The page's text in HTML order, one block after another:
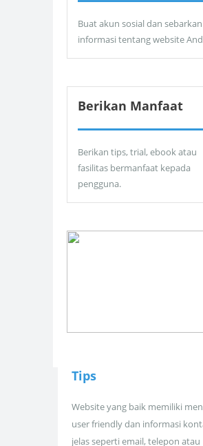
Buat akun sosial dan sebarkan
informasi tentang website
Berikan Manfaat
Berikan tips, trial, ebook atau
fasilitas bermanfaat kepada
pengguna.
Tips
Website yang baik memiliki
user friendly dan informasi
jelas seperti email, telepon atau